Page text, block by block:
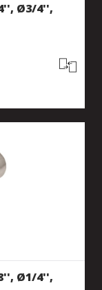
Ø3/4'',
Ø1/4'',